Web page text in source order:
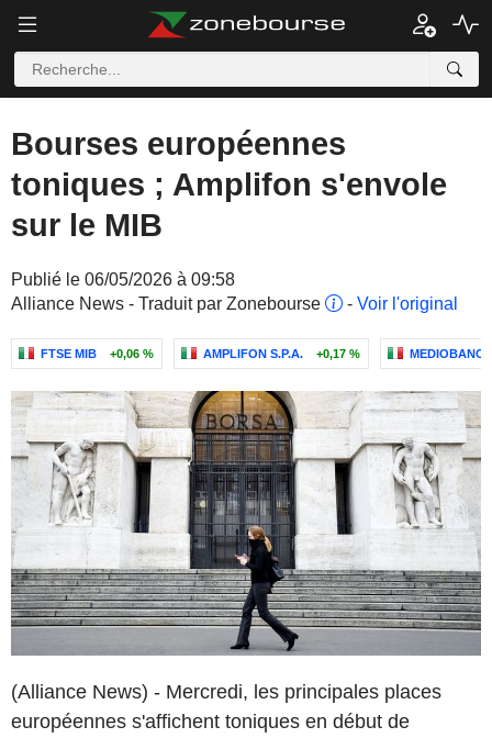
Bourses européennes
toniques ; Amplifon s'envole
sur le MIB
Publié le 06/05/2026 à 09:58
Alliance News - Traduit par Zonebourse
- Voir l'original
FTSE MIB +0,06 % AMPLIFON S.P.A. +0,17 %
(Alliance News) - Mercredi, les principales places
européennes s'affichent toniques en début de